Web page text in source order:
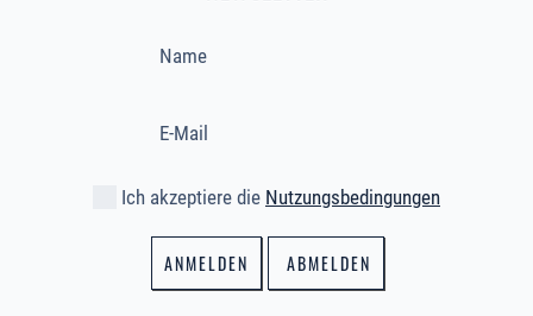
Ich akzeptiere die Nutzungsbedingungen